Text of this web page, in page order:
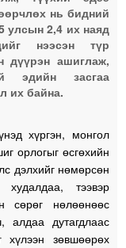
нь бидний
улсын 2,4 их наяд
нээсэн түр
дүүрэн ашиглаж,
эдийн засгаа
их байна.
хүргэн, монгол
орлогыг өсгөхийн
дэлхийг нөмөрсөн
тээвэр
сөрөг нөлөөнөөс
алдаа дутагдлаас
хүлээн зөвшөөрөх